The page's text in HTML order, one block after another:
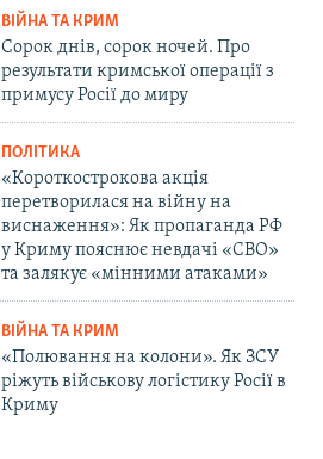
ВІЙНА ТА КРИМ
Сорок днів, сорок ночей. Про
результати кримської операції з
примусу Росії до миру
ПОЛІТИКА
«Короткострокова акція
перетворилася на війну на
виснаження»: Як пропаганда РФ
у Криму пояснює невдачі «СВО»
та залякує «мінними атаками»
ВІЙНА ТА КРИМ
«Полювання на колони». Як ЗСУ
ріжуть військову логістику Росії в
Криму